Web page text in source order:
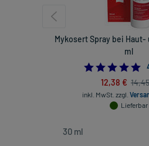
Mykosert Spray bei Haut-
ml
12,38 €
inkl. MwSt. zzgl.
Lieferbar